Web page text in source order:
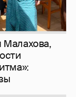
Малахова,